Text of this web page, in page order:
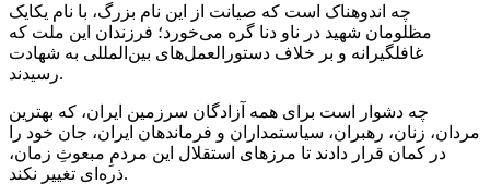
چه اندوهناک است که صیانت از این نام بزرگ، با نام یکایک
مظلومان شهید در ناو دنا گره می‌خورد؛ فرزندان این ملت که
غافلگیرانه و بر خلاف دستورالعمل‌های بین‌المللی به شهادت
رسیدند.
چه دشوار است برای همه آزادگان سرزمین ایران، که بهترین
مردان، زنان، رهبران، سیاستمداران و فرماندهان ایران، جان خود را
در کمان قرار دادند تا مرزهای استقلال این مردمِ مبعوثِ زمان،
ذره‌ای تغییر نکند.